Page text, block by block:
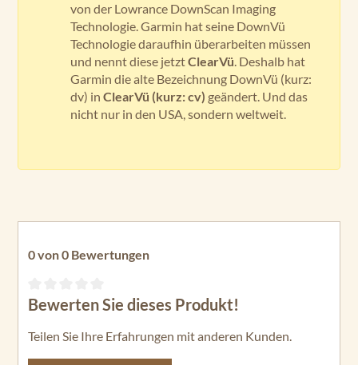
von der Lowrance DownScan Imaging
Technologie. Garmin hat seine DownVü
Technologie daraufhin überarbeiten müssen
und nennt diese jetztClearVü. Deshalb hat
Garmin die alte Bezeichnung DownVü (kurz:
dv) in ClearVü (kurz: cv) geändert. Und das
nicht nur in den USA, sondern weltweit.
0 von 0 Bewertungen
Durchschnittliche Bewertung von 0 von 5 Sternen
Bewerten Sie dieses Produkt!
Teilen Sie Ihre Erfahrungen mit anderen Kunden.